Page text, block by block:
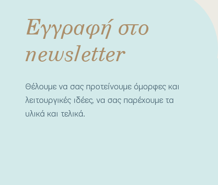
Εγγραφή στο
newsletter
Θέλουμε να σας προτείνουμε όμορφες και
λειτουργικές ιδέες, να σας παρέχουμε τα
υλικά και τελικά.